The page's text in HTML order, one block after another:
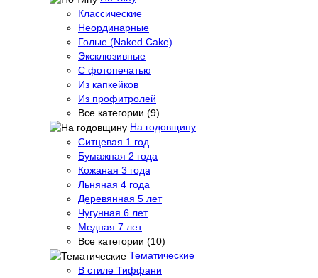
Классические
Неординарные
Голые (Naked Cake)
Эксклюзивные
С фотопечатью
Из капкейков
Из профитролей
Все категории (9)
На годовщину
Ситцевая 1 год
Бумажная 2 года
Кожаная 3 года
Льняная 4 года
Деревянная 5 лет
Чугунная 6 лет
Медная 7 лет
Все категории (10)
Тематические
В стиле Тиффани